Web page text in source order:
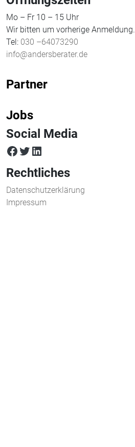
Mo – Fr 10 – 15 Uhr
Wir bitten um vorherige Anmeldung.
Tel: 030 –64073290
info@andersberater.de
Partner
Jobs
Social Media
facebook
twitterLinkedIn
Rechtliches
Datenschutzerklärung
Impressum